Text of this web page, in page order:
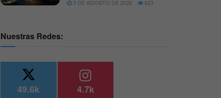
3 DE AGOSTO DE 2026 623
Nuestras Redes:
49.6k 4.7k